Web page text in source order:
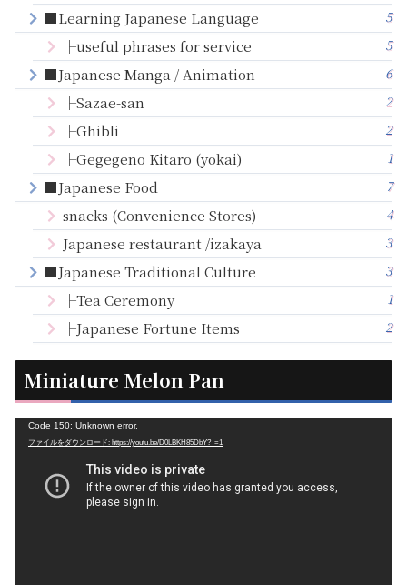
■Learning Japanese Language 5
├useful phrases for service 5
■Japanese Manga / Animation 6
├Sazae-san 2
├Ghibli 2
├Gegegeno Kitaro (yokai) 1
■Japanese Food 7
snacks (Convenience Stores) 4
Japanese restaurant /izakaya 3
■Japanese Traditional Culture 3
├Tea Ceremony 1
├Japanese Fortune Items 2
Miniature Melon Pan
Code 150: Unknown error.
ファイルをダウンロード: https://youtu.be/D0LBKH85DbY?_=1